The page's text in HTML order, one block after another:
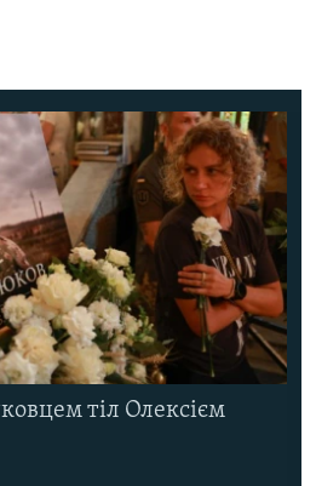
тіл Олексієм